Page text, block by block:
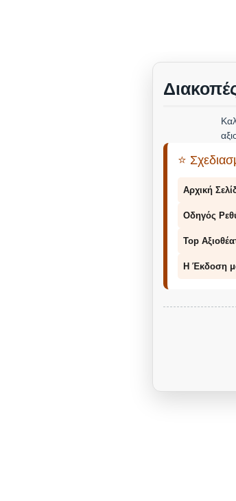
⭐
Αρχική
Οδηγός
Top
Η Έκδοση